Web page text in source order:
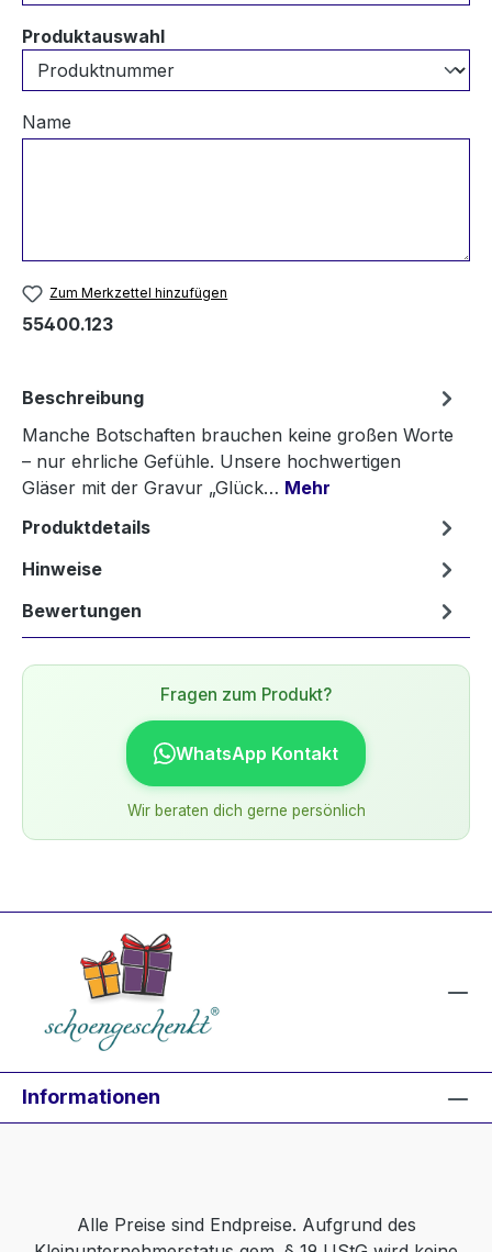
Produktauswahlauswählen
Name
Zum Merkzettel hinzufügen
55400.123
Beschreibung
Manche Botschaften brauchen keine großen Worte
– nur ehrliche Gefühle. Unsere hochwertigen
Gläser mit der Gravur „Glück… Mehr
Produktdetails
Hinweise
Bewertungen
Fragen zum Produkt?
WhatsApp Kontakt
Wir beraten dich gerne persönlich
Informationen
Alle Preise sind Endpreise. Aufgrund des